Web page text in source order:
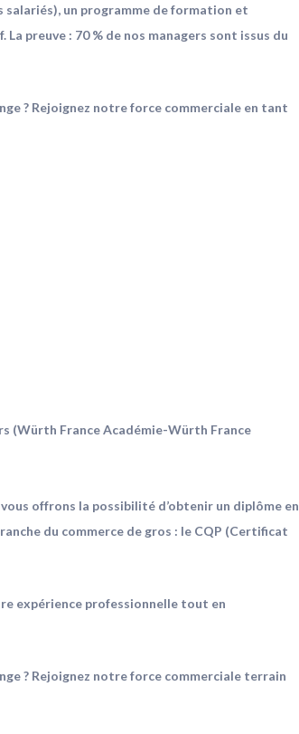
un programme de formation et
preuve : 70 % de nos managers sont issus du
? Rejoignez notre force commerciale en tant
(Würth France Académie-Würth France
offrons la possibilité d’obtenir un diplôme en
du commerce de gros : le CQP (Certificat
expérience professionnelle tout en
? Rejoignez notre force commerciale terrain